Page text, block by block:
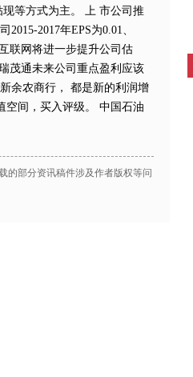
等方式为主。 上 市公司推
2017年EPS为0.01、
联网将进一步提升公司估
茂通未来公司重点盈利应该
余农商行， 都是新的利润增
空间，买入评级。 中国石油
的部分资讯稿件涉及作者版权等问